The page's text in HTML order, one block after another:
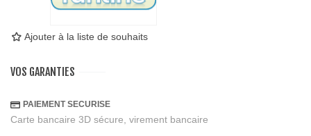
Ajouter à la liste de souhaits
VOS GARANTIES
PAIEMENT SECURISE
Carte bancaire 3D sécure, virement bancaire